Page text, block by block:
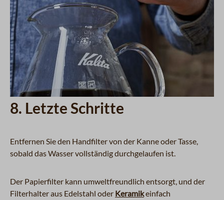
8. Letzte Schritte
Entfernen Sie den Handfilter von der Kanne oder Tasse,
sobald das Wasser vollständig durchgelaufen ist.
Der Papierfilter kann umweltfreundlich entsorgt, und der
Filterhalter aus Edelstahl oder Keramikeinfach